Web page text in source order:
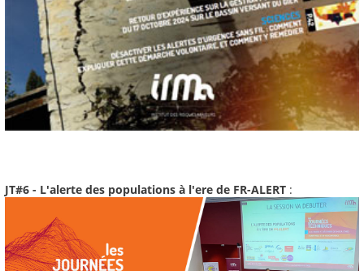
JT#6 - L'alerte des populations à l'ere de FR-ALERT :